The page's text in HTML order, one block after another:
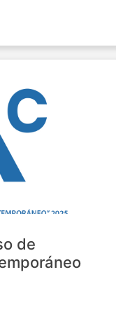
de